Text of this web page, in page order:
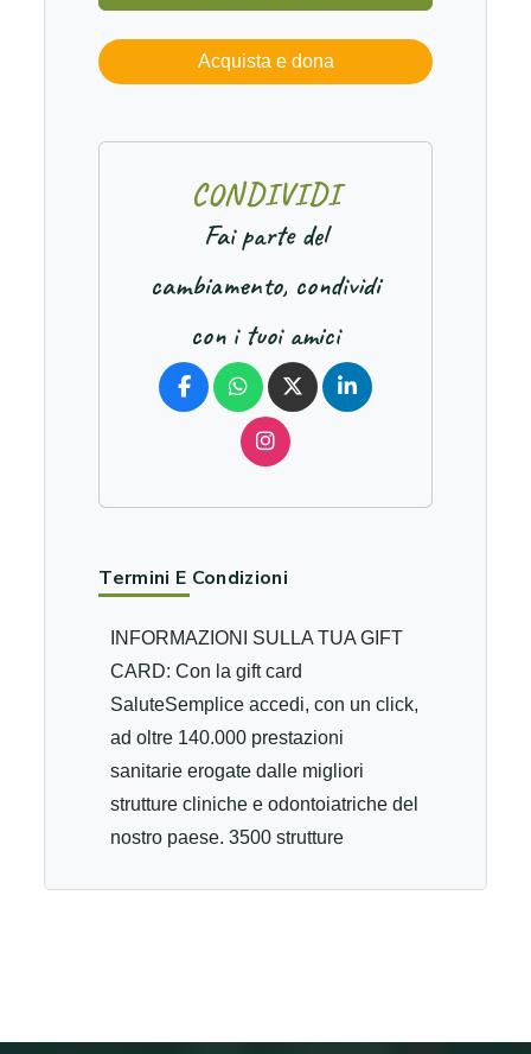
Acquista e dona
CONDIVIDI
Fai parte del
cambiamento, condividi
con i tuoi amici
Termini E Condizioni
INFORMAZIONI SULLA TUA GIFT
CARD: Con la gift card
SaluteSemplice accedi, con un click,
ad oltre 140.000 prestazioni
sanitarie erogate dalle migliori
strutture cliniche e odontoiatriche del
nostro paese. 3500 strutture